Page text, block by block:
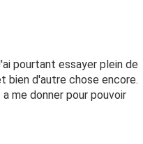
pourtant essayer plein de
bien d'autre chose encore.
me donner pour pouvoir